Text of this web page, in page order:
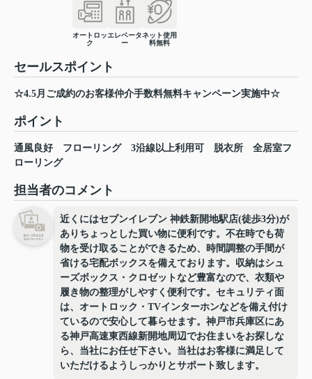
オートロッ
ク
エレベータ
ー
ネット使用
料無料
セールスポイント
☆4.5月ご成約のお客様仲介手数料無料キャンペーン実施中☆
ポイント
通風良好 フローリング 3沿線以上利用可 脱衣所
全居室フ
ローリング
担当者のコメント
近くにはセブンイレブン 神鉄新開地駅店(徒歩3分)が
ありちょっとした買い物に便利です。不在時でも荷
物を受け取ることができるため、時間調整の手間が
省ける宅配ボックスを備えております。収納はシュ
ーズボックス・クロゼットなど豊富なので、衣類や
履き物の整理がしやすく便利です。セキュリティ面
は、オートロック・TVインターホンなどを備え付け
ているので安心して暮らせます。神戸市兵庫区にあ
る神戸高速東西線新開地周辺でお住まいをお探しな
ら、当社にお任せ下さい。当社はお客様に満足して
いただけるようしっかりとサポート致します。